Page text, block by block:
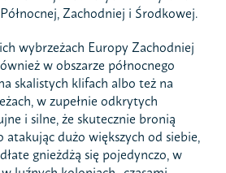
Zachodniej i Środkowej.
wybrzeżach Europy Zachodniej
w obszarze północnego
skalistych klifach albo też na
w zupełnie odkrytych
i silne, że skutecznie bronią
atakując dużo większych od siebie,
gnieżdżą się pojedynczo, w